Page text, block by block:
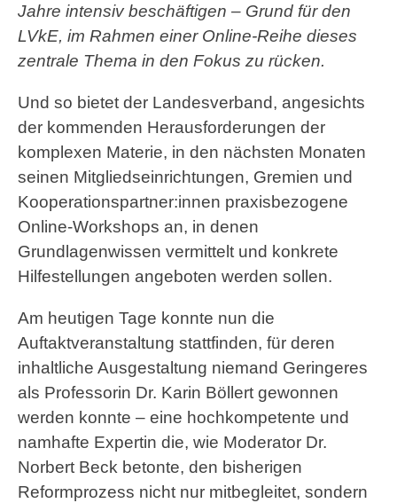
Jahre intensiv beschäftigen – Grund für den
LVkE, im Rahmen einer Online-Reihe dieses
zentrale Thema in den Fokus zu rücken.
Und so bietet der Landesverband, angesichts
der kommenden Herausforderungen der
komplexen Materie, in den nächsten Monaten
seinen Mitgliedseinrichtungen, Gremien und
Kooperationspartner:innen praxisbezogene
Online-Workshops an, in denen
Grundlagenwissen vermittelt und konkrete
Hilfestellungen angeboten werden sollen.
Am heutigen Tage konnte nun die
Auftaktveranstaltung stattfinden, für deren
inhaltliche Ausgestaltung niemand Geringeres
als Professorin Dr. Karin Böllert gewonnen
werden konnte – eine hochkompetente und
namhafte Expertin die, wie Moderator Dr.
Norbert Beck betonte, den bisherigen
Reformprozess nicht nur mitbegleitet, sondern